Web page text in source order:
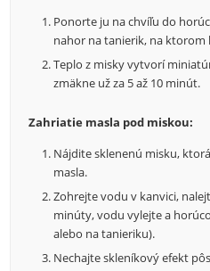
Ponorte ju na chvíľu do
nahor na tanierik, na ktorom
Teplo z misky vytvorí
zmäkne už za 5 až 10 minút.
Zahriatie masla pod miskou:
Nájdite sklenenú misku,
masla.
Zohrejte vodu v kanvici,
minúty, vodu vylejte a
alebo na tanieriku).
Nechajte skleníkový efekt